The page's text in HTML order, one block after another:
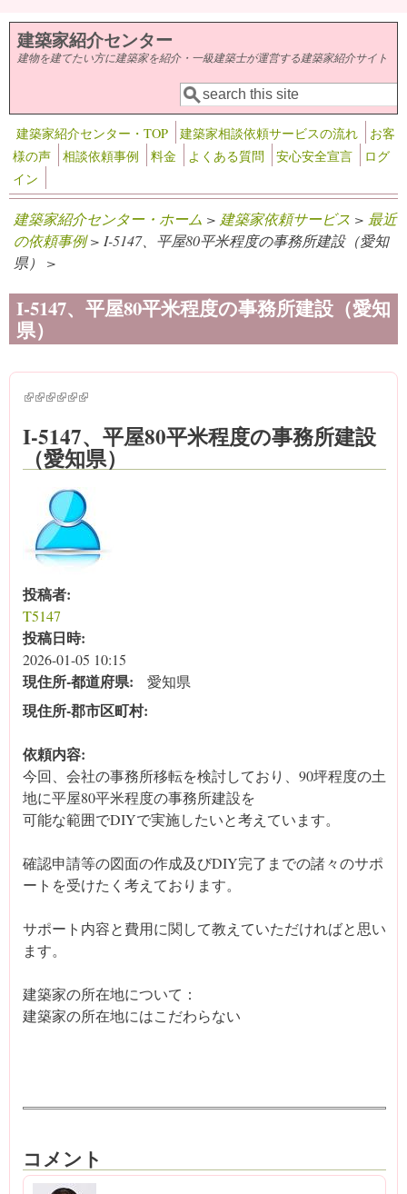
メインコンテンツに移動
建築家紹介センター
建物を建てたい方に建築家を紹介・一級建築士が運営する建築家紹介サイト
検索フォーム
検索
建築家紹介センター・TOP 建築家相談依頼サービスの流れ
お客
様の声
相談依頼事例 料金 よくある質問 安心安全宣言
ログ
イン
建築家紹介センター・ホーム > 建築家依頼サービス > 最近
の依頼事例> I-5147、平屋80平米程度の事務所建設（愛知
県） >
I-5147、平屋80平米程度の事務所建設（愛知
県）
(link is external)
(link is external)
(link is external)
(link is external)
(link is external)
(link is external)
I-5147、平屋80平米程度の事務所建設
（愛知県）
投稿者:
T5147
投稿日時:
2026-01-05 10:15
現住所‐都道府県: 愛知県
現住所‐郡市区町村:
依頼内容:
今回、会社の事務所移転を検討しており、90坪程度の土
地に平屋80平米程度の事務所建設を
可能な範囲でDIYで実施したいと考えています。
確認申請等の図面の作成及びDIY完了までの諸々のサポ
ートを受けたく考えております。
サポート内容と費用に関して教えていただければと思い
ます。
建築家の所在地について：
建築家の所在地にはこだわらない
コメント